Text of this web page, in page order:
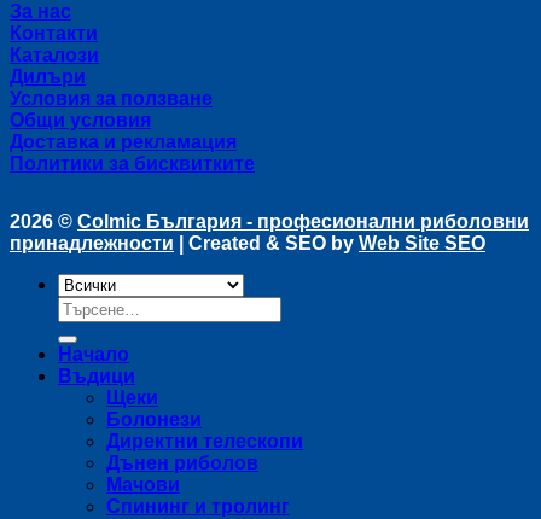
За нас
Контакти
Каталози
Дилъри
Условия за ползване
Общи условия
Доставка и рекламация
Политики за бисквитките
2026 © Colmic България - професионални риболовни
принадлежности | Created & SEO by Web Site SEO
Търсене
за:
Начало
Въдици
Щеки
Болонези
Директни телескопи
Дънен риболов
Мачови
Спининг и тролинг